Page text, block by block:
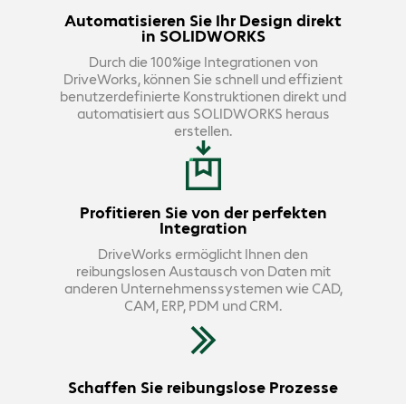
Automatisieren Sie Ihr Design direkt
in SOLIDWORKS
Durch die 100%ige Integrationen von
DriveWorks, können Sie schnell und effizient
benutzerdefinierte Konstruktionen direkt und
automatisiert aus SOLIDWORKS heraus
erstellen.
Profitieren Sie von der perfekten
Integration
DriveWorks ermöglicht Ihnen den
reibungslosen Austausch von Daten mit
anderen Unternehmenssystemen wie CAD,
CAM, ERP, PDM und CRM.
Schaffen Sie reibungslose Prozesse